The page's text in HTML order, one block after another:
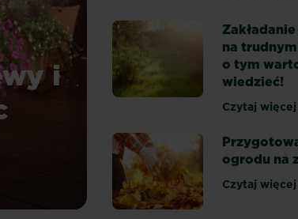
i
i drzewka do donic wybrać?
na
o tym
wiedzieć!
Czytaj więcej
ogrodu na
Czytaj więcej